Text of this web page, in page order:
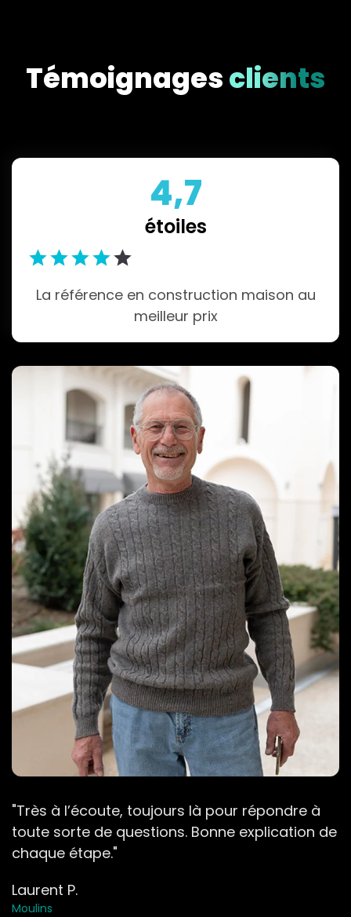
Témoignagesclients
4,7
étoiles
La référence en construction maison au
meilleur prix
"Très à l’écoute, toujours là pour répondre à
toute sorte de questions. Bonne explication de
chaque étape."
Laurent P.
Moulins